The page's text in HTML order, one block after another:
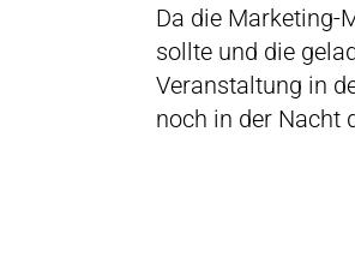
Da die Marketing-
sollte und die
Veranstaltung in
noch in der Nacht